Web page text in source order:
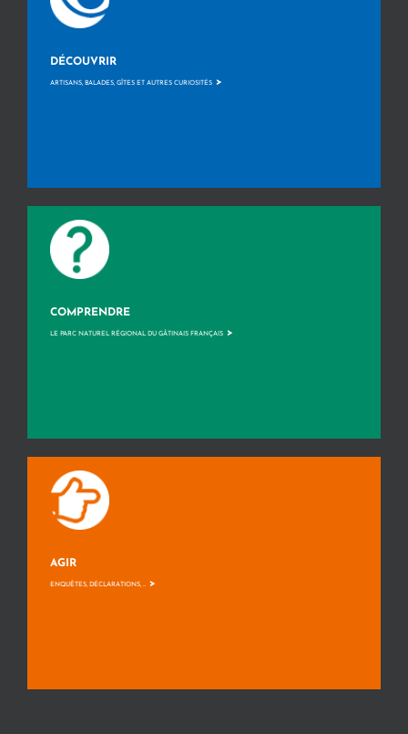
DÉCOUVRIR
ARTISANS, BALADES, GÎTES ET AUTRES CURIOSITÉS >
COMPRENDRE
LE PARC NATUREL RÉGIONAL DU GÂTINAIS FRANÇAIS >
AGIR
ENQUÊTES, DÉCLARATIONS, ... >